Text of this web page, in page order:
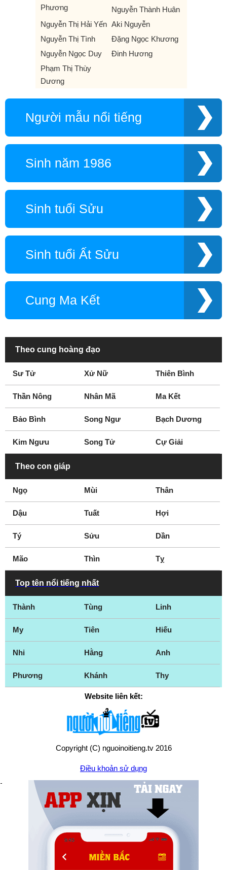
Phương
Nguyễn Thành Huân
Nguyễn Thị Hải Yến Aki Nguyễn
Nguyễn Thị Tình
Đặng Ngọc Khương
Nguyễn Ngọc Duy
Đinh Hương
Phạm Thị Thùy
Dương
Người mẫu nổi tiếng
Sinh năm 1986
Sinh tuổi Sửu
Sinh tuổi Ất Sửu
Cung Ma Kết
Theo cung hoàng đạo
Sư Tử Xử Nữ Thiên Bình
Thần Nông Nhân Mã Ma Kết
Bảo Bình Song Ngư Bạch Dương
Kim Ngưu Song Tử Cự Giải
Theo con giáp
Ngọ Mùi Thân
Dậu Tuất Hợi
Tý Sửu Dần
Mão Thìn Tỵ
Top tên nổi tiếng nhất
Thành Tùng Linh
My Tiên Hiếu
Nhi Hằng Anh
Phương Khánh Thy
Website liên kết:
Copyright (C) nguoinoitieng.tv 2016
Điều khoản sử dụng
Liên hệ: mail.nguoinoitieng.tv@gmail.com